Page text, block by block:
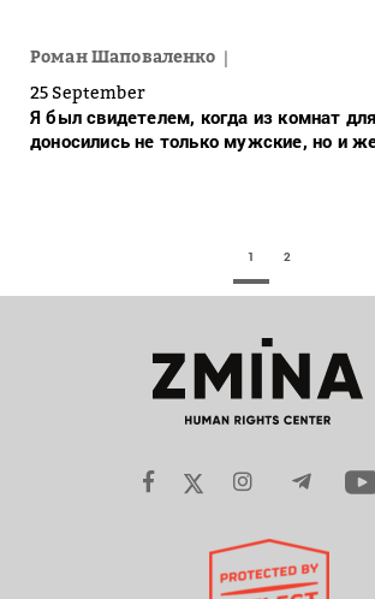
Роман Шаповаленко
25 September
Я был свидетелем, когда из комнат
доносились не только мужские, но и
1 2